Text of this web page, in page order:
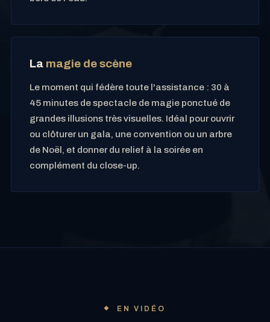
La magie de scène
Le moment qui fédère toute l'assistance : 30 à
45 minutes de spectacle de magie ponctué de
grandes illusions très visuelles. Idéal pour ouvrir
ou clôturer un gala, une convention ou un arbre
de Noël, et donner du relief à la soirée en
complément du close-up.
EN VIDÉO